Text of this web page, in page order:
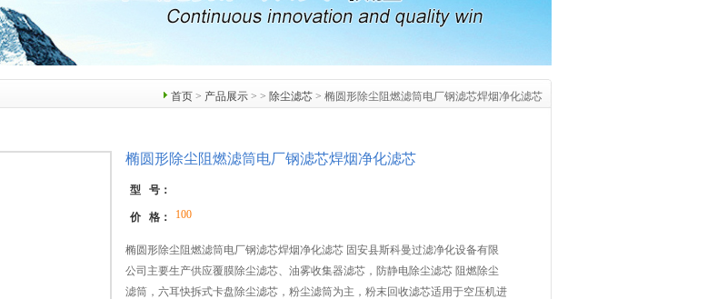
首页 > 产品展示 > > 除尘滤芯 > 椭圆形除尘阻燃滤筒电厂钢滤芯焊烟净化滤芯
椭圆形除尘阻燃滤筒电厂钢滤芯焊烟净化滤芯
型 号：
价 格： 100
椭圆形除尘阻燃滤筒电厂钢滤芯焊烟净化滤芯 固安县斯科曼过滤净化设备有限
公司主要生产供应覆膜除尘滤芯、油雾收集器滤芯，防静电除尘滤芯 阻燃除尘
滤筒，六耳快拆式卡盘除尘滤芯，粉尘滤筒为主，粉末回收滤芯适用于空压机进